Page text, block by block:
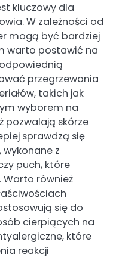
kluczowy dla
W zależności od
mogą być bardziej
warto postawić na
przegrzewania
takich jak
wyborem na
pozwalają skórze
sprawdzą się
wykonane z
puch, które
Warto również
się do
cierpiących na
które
reakcji